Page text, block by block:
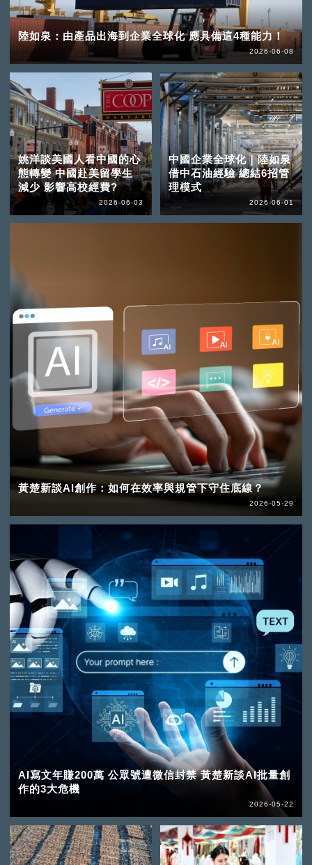
陸如泉：由產品出海到企業全球化 應具備這4種能力！
2026-06-08
姚洋談美國人看中國的心
態轉變 中國赴美留學生
減少 影響高校經費?
2026-06-03
中國企業全球化｜陸如泉
借中石油經驗 總結6招管
理模式
2026-06-01
黃楚新談AI創作：如何在效率與規管下守住底線？
2026-05-29
AI寫文年賺200萬 公眾號遭微信封禁 黃楚新談AI批量創
作的3大危機
2026-05-22